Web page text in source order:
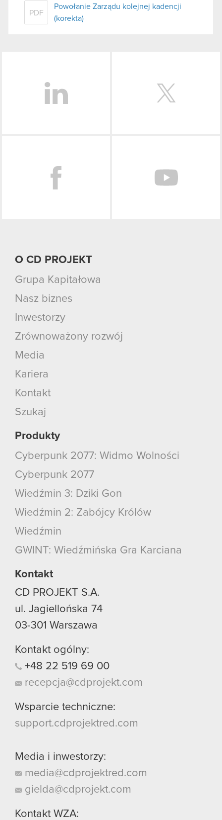
PDF
Powołanie Zarządu kolejnej kadencji
(korekta)
O CD PROJEKT
Grupa Kapitałowa
Nasz biznes
Inwestorzy
Zrównoważony rozwój
Media
Kariera
Kontakt
Szukaj
Produkty
Cyberpunk 2077: Widmo Wolności
Cyberpunk 2077
Wiedźmin 3: Dziki Gon
Wiedźmin 2: Zabójcy Królów
Wiedźmin
GWINT: Wiedźmińska Gra Karciana
Kontakt
CD PROJEKT S.A.
ul. Jagiellońska 74
03-301 Warszawa
Kontakt ogólny:
+48 22 519 69 00
recepcja@cdprojekt.com
Wsparcie techniczne:
support.cdprojektred.com
Media i inwestorzy:
media@cdprojektred.com
gielda@cdprojekt.com
Kontakt WZA: